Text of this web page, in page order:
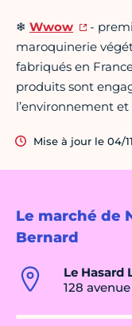
Le marché de
Bernard
Le Hasard
128
❄ Wwow
-
maroquinerie
fabriqués en
produits sont
l’environnement
Mise à jour le 04/